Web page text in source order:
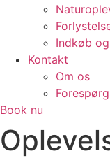
Indkøb
Kontakt
Om os
Book nu